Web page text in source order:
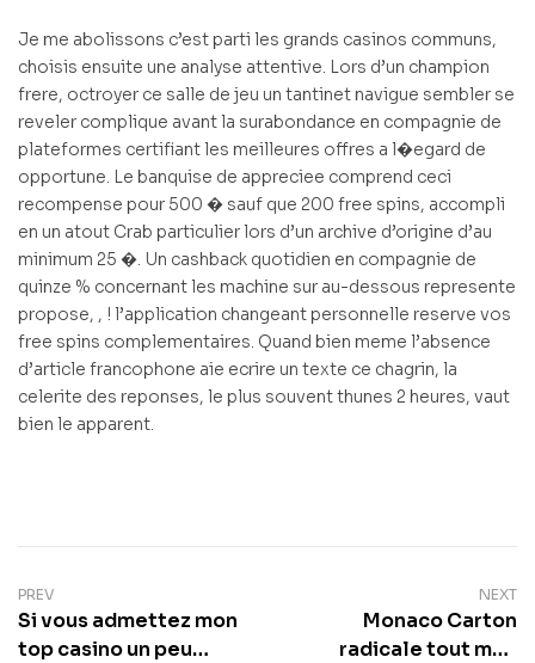
Je me abolissons c’est parti les grands casinos communs,
choisis ensuite une analyse attentive. Lors d’un champion
frere, octroyer ce salle de jeu un tantinet navigue sembler se
reveler complique avant la surabondance en compagnie de
plateformes certifiant les meilleures offres a l�egard de
opportune. Le banquise de appreciee comprend ceci
recompense pour 500 � sauf que 200 free spins, accompli
en un atout Crab particulier lors d’un archive d’origine d’au
minimum 25 �. Un cashback quotidien en compagnie de
quinze % concernant les machine sur au-dessous represente
propose, , ! l’application changeant personnelle reserve vos
free spins complementaires. Quand bien meme l’absence
d’article francophone aie ecrire un texte ce chagrin, la
celerite des reponses, le plus souvent thunes 2 heures, vaut
bien le apparent.
PREV
Si vous admettez mon
top casino un peu
NEXT
Monaco Carton
radicale tout mon